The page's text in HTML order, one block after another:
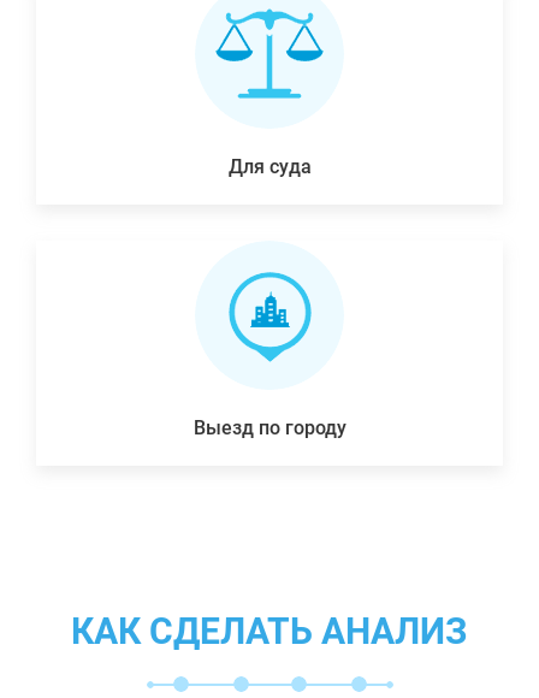
Для суда
Выезд по городу
КАК СДЕЛАТЬ АНАЛИЗ